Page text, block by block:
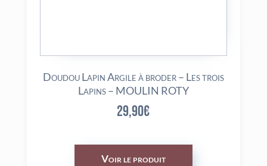
Doudou Lapin Argile à broder – Les trois
Lapins – MOULIN ROTY
29,90€
Voir le produit